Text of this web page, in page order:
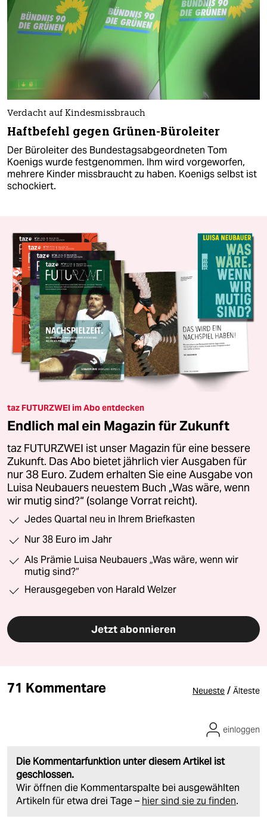
Verdacht auf Kindesmissbrauch
Haftbefehl gegen Grünen-Büroleiter
Der Büroleiter des Bundestagsabgeordneten Tom
Koenigs wurde festgenommen. Ihm wird vorgeworfen,
mehrere Kinder missbraucht zu haben. Koenigs selbst ist
schockiert.
taz FUTURZWEI im Abo entdecken
Endlich mal ein Magazin für Zukunft
taz FUTURZWEI ist unser Magazin für eine bessere
Zukunft. Das Abo bietet jährlich vier Ausgaben für
nur 38 Euro. Zudem erhalten Sie eine Ausgabe von
Luisa Neubauers neuestem Buch „Was wäre, wenn
wir mutig sind?“ (solange Vorrat reicht).
Jedes Quartal neu in Ihrem Briefkasten
Nur 38 Euro im Jahr
Als Prämie Luisa Neubauers „Was wäre, wenn wir
mutig sind?“
Herausgegeben von Harald Welzer
Jetzt abonnieren
71 Kommentare Neueste / Älteste
Die Kommentarfunktion unter diesem Artikel ist
geschlossen.
Wir öffnen die Kommentarspalte bei ausgewählten
Artikeln für etwa drei Tage – hier sind sie zu finden.
einloggen